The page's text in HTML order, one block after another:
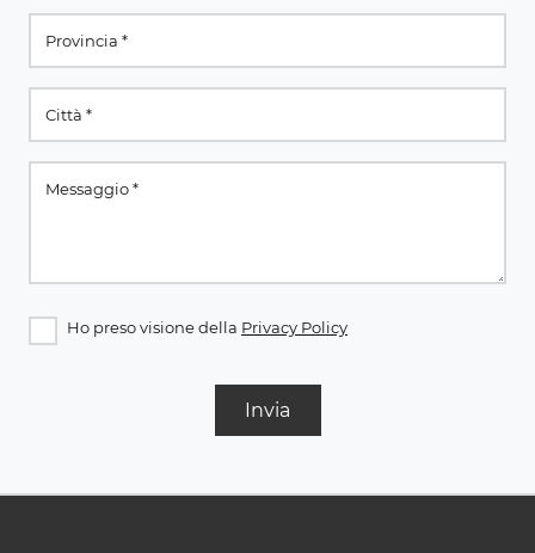
Ho preso visione della Privacy Policy
Invia